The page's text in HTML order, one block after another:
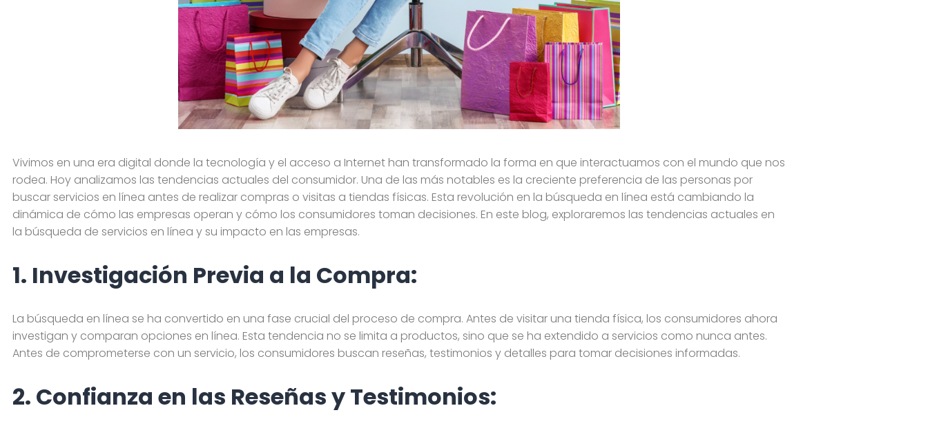
Vivimos en una era digital donde la tecnología y el acceso a Internet han transformado la forma en que interactuamos con el mundo que nos
rodea. Hoy analizamos las tendencias actuales del consumidor. Una de las más notables es la creciente preferencia de las personas por
buscar servicios en línea antes de realizar compras o visitas a tiendas físicas. Esta revolución en la búsqueda en línea está cambiando la
dinámica de cómo las empresas operan y cómo los consumidores toman decisiones. En este blog, exploraremos las tendencias actuales en
la búsqueda de servicios en línea y su impacto en las empresas.
1. Investigación Previa a la Compra:
La búsqueda en línea se ha convertido en una fase crucial del proceso de compra. Antes de visitar una tienda física, los consumidores ahora
investigan y comparan opciones en línea. Esta tendencia no se limita a productos, sino que se ha extendido a servicios como nunca antes.
Antes de comprometerse con un servicio, los consumidores buscan reseñas, testimonios y detalles para tomar decisiones informadas.
2. Confianza en las Reseñas y Testimonios: